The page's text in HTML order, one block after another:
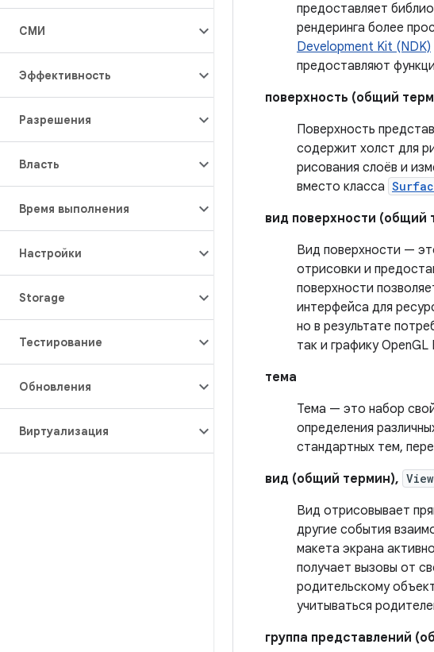
СМИ
Эффективность
Разрешения
Власть
Время выполнения
Настройки
Storage
Тестирование
Обновления
Виртуализация
предоставляет
рендеринга более
Development Kit (NDK)
предоставляют
поверхность (общий
Поверхность
содержит холст для
рисования слоёв и
вместо класса
вид поверхности (общий
Вид поверхности —
отрисовки и
поверхности
интерфейса для
но в результате
так и графику
тема
Тема — это набор
определения
стандартных тем,
вид (общий термин), View
Вид отрисовывает
другие события
макета экрана
получает вызовы от
родительскому
учитываться
группа представлений